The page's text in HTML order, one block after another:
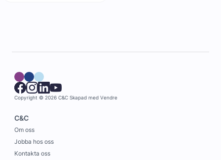
Copyright © 2026 C&C Skapad med Vendre
C&C
Om oss
Jobba hos oss
Kontakta oss